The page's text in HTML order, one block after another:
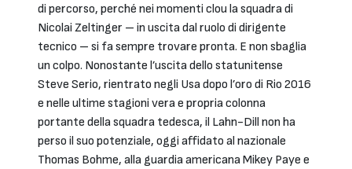
di percorso, perché nei momenti clou la squadra di
Nicolai Zeltinger – in uscita dal ruolo di dirigente
tecnico – si fa sempre trovare pronta. E non sbaglia
un colpo. Nonostante l’uscita dello statunitense
Steve Serio, rientrato negli Usa dopo l’oro di Rio 2016
e nelle ultime stagioni vera e propria colonna
portante della squadra tedesca, il Lahn-Dill non ha
perso il suo potenziale, oggi affidato al nazionale
Thomas Bohme, alla guardia americana Mikey Paye e